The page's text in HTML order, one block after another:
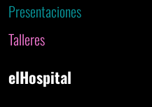
Presentaciones
Talleres
elHospital